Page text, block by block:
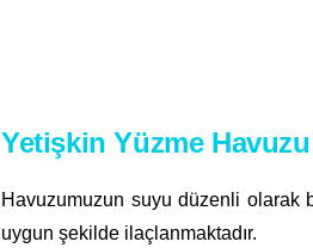
Yetişkin Yüzme
Havuzumuzun suyu düzenli olarak
uygun şekilde ilaçlanmaktadır.